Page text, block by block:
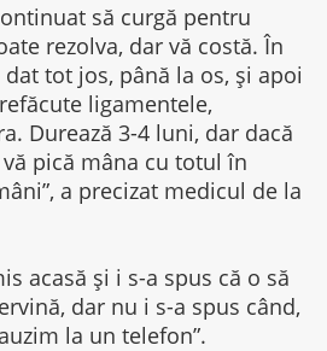
să curgă pentru
rezolva, dar vă costă. În
tot jos, până la os, și apoi
ligamentele,
Durează 3-4 luni, dar dacă
pică mâna cu totul în
a precizat medicul de la
acasă și i s-a spus că o să
dar nu i s-a spus când,
la un telefon”.